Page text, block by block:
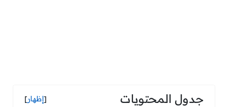
جدول المحتويات [إظهار]